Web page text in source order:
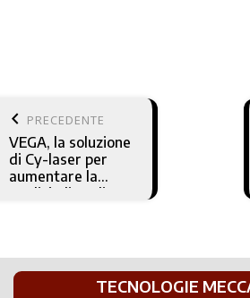
keyboard_arrow_left PRECEDENTE
VEGA, la soluzione
di Cy-laser per
aumentare la
qualità di taglio
TECNOLOGIE